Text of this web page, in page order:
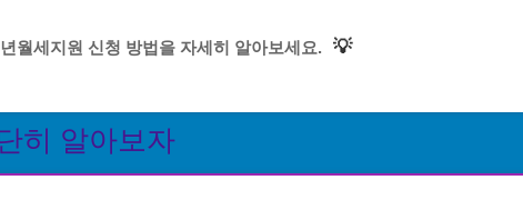
월세지원 신청 방법을 자세히 알아보세요. 💡
히 알아보자